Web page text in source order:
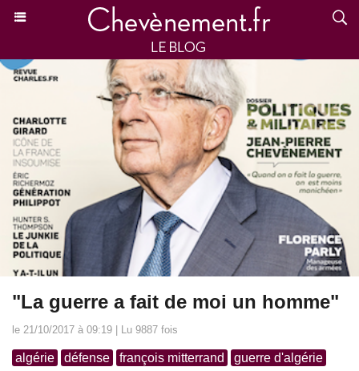
"La guerre a fait de moi un homme"
le 21/10/2017 à 09:19 | Lu 9887 fois
algérie défense françois mitterrand
guerre d'algérie